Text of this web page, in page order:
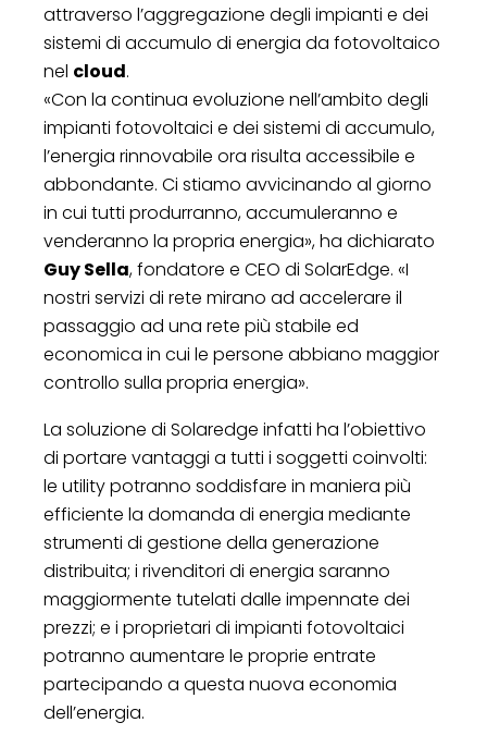
attraverso l’aggregazione degli impianti e dei
sistemi di accumulo di energia da fotovoltaico
nel cloud.
«Con la continua evoluzione nell’ambito degli
impianti fotovoltaici e dei sistemi di accumulo,
l’energia rinnovabile ora risulta accessibile e
abbondante. Ci stiamo avvicinando al giorno
in cui tutti produrranno, accumuleranno e
venderanno la propria energia», ha dichiarato
Guy Sella, fondatore e CEO di SolarEdge. «I
nostri servizi di rete mirano ad accelerare il
passaggio ad una rete più stabile ed
economica in cui le persone abbiano maggior
controllo sulla propria energia».
La soluzione di Solaredge infatti ha l’obiettivo
di portare vantaggi a tutti i soggetti coinvolti:
le utility potranno soddisfare in maniera più
efficiente la domanda di energia mediante
strumenti di gestione della generazione
distribuita; i rivenditori di energia saranno
maggiormente tutelati dalle impennate dei
prezzi; e i proprietari di impianti fotovoltaici
potranno aumentare le proprie entrate
partecipando a questa nuova economia
dell’energia.